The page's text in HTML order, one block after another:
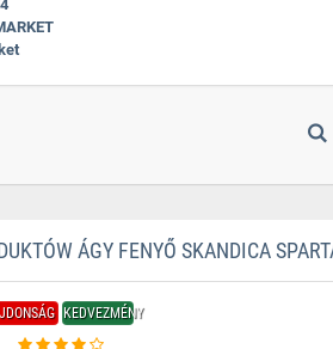
ÁGY FENYŐ SKANDICA
KEDVEZMÉNY